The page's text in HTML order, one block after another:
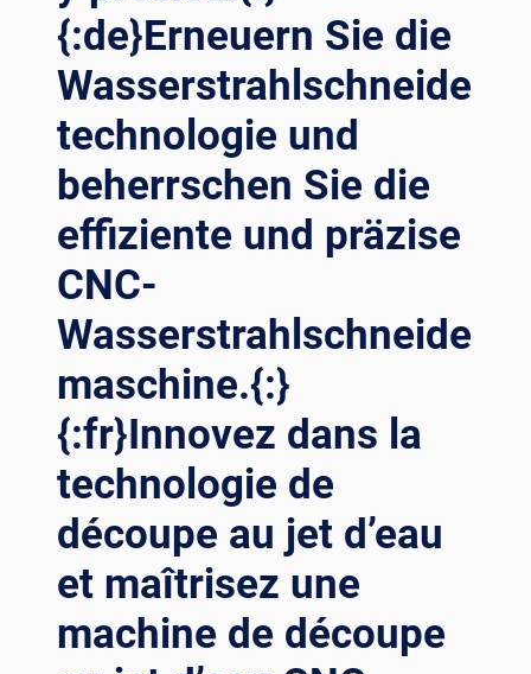
ULTIMATIVE
LEITFADEN
FÜR
CNC-
SCHNEIDEMASCHINEN{:}
{:FR}MAXIMISER
LA
ET
LE
ULTIME
DES
MACHINES
DE
CNC{:}
МАКСИМАЛИЗАЦИЯ
ТОЧНОСТИ
И
ЭФФЕКТИВНОСТИ:
ПОЛНОЕ
{:de}Erneuern Sie die
Wasserstrahlschneide
technologie und
beherrschen Sie die
effiziente und präzise
CNC-
Wasserstrahlschneide
maschine.{:}
{:fr}Innovez dans la
technologie de
découpe au jet d’eau
et maîtrisez une
machine de découpe